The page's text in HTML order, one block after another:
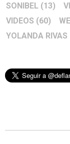
SONIBEL (13)
VIDEOS (60)
YOLANDA RIVAS